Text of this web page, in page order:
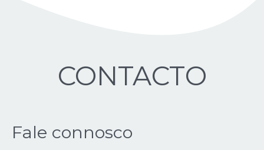
CONTACTO
Fale connosco